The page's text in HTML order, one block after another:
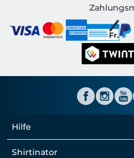
Hilfe
Shirtinator